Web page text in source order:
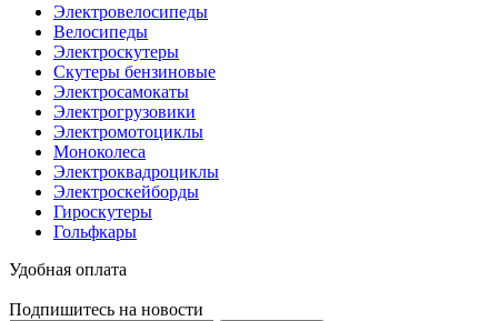
Электровелосипеды
Велосипеды
Электроскутеры
Скутеры бензиновые
Электросамокаты
Электрогрузовики
Электромотоциклы
Моноколеса
Электроквадроциклы
Электроскейборды
Гироскутеры
Гольфкары
Удобная оплата
Подпишитесь на новости